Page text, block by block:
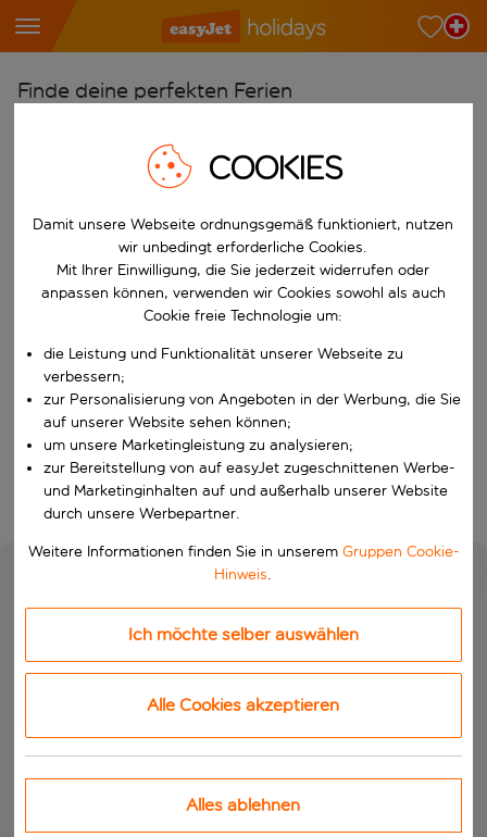
Finde deine perfekten Ferien
Wähle deine Flughäfen
Beginne mit der Eingabe für die automatische
Reiseziele finden
Nach
W&auml;hle ein Ab- und R&uuml;ckflugdatum aus.
Wähle deine Reisedaten
Wann
Wer
Suchen
COOKIES
Damit unsere Webseite ordnungsgemäß funktioniert, nutzen
wir unbedingt erforderliche Cookies.
Mit Ihrer Einwilligung, die Sie jederzeit widerrufen oder
anpassen können, verwenden wir Cookies sowohl als auch
Cookie freie Technologie um:
die Leistung und Funktionalität unserer Webseite zu
verbessern;
zur Personalisierung von Angeboten in der Werbung, die Sie
auf unserer Website sehen können;
um unsere Marketingleistung zu analysieren;
zur Bereitstellung von auf easyJet zugeschnittenen Werbe-
und Marketinginhalten auf und außerhalb unserer Website
durch unsere Werbepartner.
Weitere Informationen finden Sie in unserem Gruppen Cookie-
Hinweis.
Ich möchte selber auswählen
Alle Cookies akzeptieren
Alles ablehnen